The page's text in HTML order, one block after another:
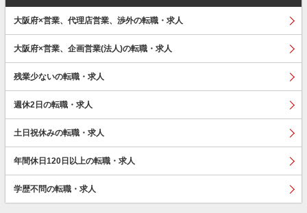
大阪府×営業、代理店営業、渉外の転職・求人
大阪府×営業、企画営業(法人)の転職・求人
残業少ないの転職・求人
週休2日の転職・求人
土日祝休みの転職・求人
年間休日120日以上の転職・求人
学歴不問の転職・求人